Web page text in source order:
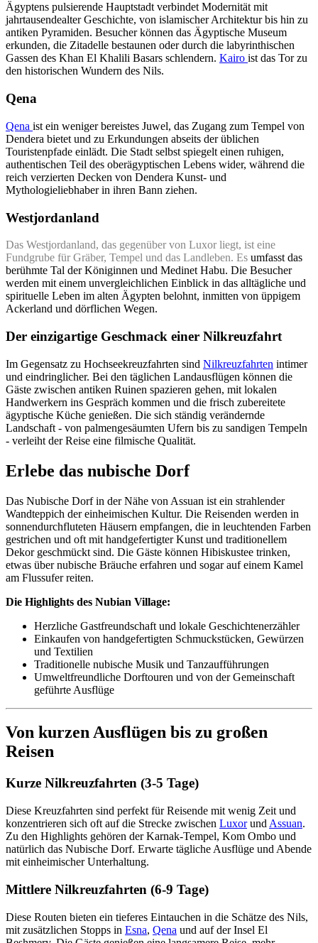
Ägyptens pulsierende Hauptstadt verbindet Modernität mit
jahrtausendealter Geschichte, von islamischer Architektur bis hin zu
antiken Pyramiden. Besucher können das Ägyptische Museum
erkunden, die Zitadelle bestaunen oder durch die labyrinthischen
Gassen des Khan El Khalili Basars schlendern. Kairo ist das Tor zu
den historischen Wundern des Nils.
Qena
Qena ist ein weniger bereistes Juwel, das Zugang zum Tempel von
Dendera bietet und zu Erkundungen abseits der üblichen
Touristenpfade einlädt. Die Stadt selbst spiegelt einen ruhigen,
authentischen Teil des oberägyptischen Lebens wider, während die
reich verzierten Decken von Dendera Kunst- und
Mythologieliebhaber in ihren Bann ziehen.
Westjordanland
Das Westjordanland, das gegenüber von Luxor liegt, ist eine
Fundgrube für Gräber, Tempel und das Landleben. Es umfasst das
berühmte Tal der Königinnen und Medinet Habu. Die Besucher
werden mit einem unvergleichlichen Einblick in das alltägliche und
spirituelle Leben im alten Ägypten belohnt, inmitten von üppigem
Ackerland und dörflichen Wegen.
Der einzigartige Geschmack einer Nilkreuzfahrt
Im Gegensatz zu Hochseekreuzfahrten sind Nilkreuzfahrten intimer
und eindringlicher. Bei den täglichen Landausflügen können die
Gäste zwischen antiken Ruinen spazieren gehen, mit lokalen
Handwerkern ins Gespräch kommen und die frisch zubereitete
ägyptische Küche genießen. Die sich ständig verändernde
Landschaft - von palmengesäumten Ufern bis zu sandigen Tempeln
- verleiht der Reise eine filmische Qualität.
Erlebe das nubische Dorf
Das Nubische Dorf in der Nähe von Assuan ist ein strahlender
Wandteppich der einheimischen Kultur. Die Reisenden werden in
sonnendurchfluteten Häusern empfangen, die in leuchtenden Farben
gestrichen und oft mit handgefertigter Kunst und traditionellem
Dekor geschmückt sind. Die Gäste können Hibiskustee trinken,
etwas über nubische Bräuche erfahren und sogar auf einem Kamel
am Flussufer reiten.
Die Highlights des Nubian Village:
Herzliche Gastfreundschaft und lokale Geschichtenerzähler
Einkaufen von handgefertigten Schmuckstücken, Gewürzen
und Textilien
Traditionelle nubische Musik und Tanzaufführungen
Umweltfreundliche Dorftouren und von der Gemeinschaft
geführte Ausflüge
Von kurzen Ausflügen bis zu großen
Reisen
Kurze Nilkreuzfahrten (3-5 Tage)
Diese Kreuzfahrten sind perfekt für Reisende mit wenig Zeit und
konzentrieren sich oft auf die Strecke zwischen Luxorund Assuan.
Zu den Highlights gehören der Karnak-Tempel, Kom Ombo und
natürlich das Nubische Dorf. Erwarte tägliche Ausflüge und Abende
mit einheimischer Unterhaltung.
Mittlere Nilkreuzfahrten (6-9 Tage)
Diese Routen bieten ein tieferes Eintauchen in die Schätze des Nils,
mit zusätzlichen Stopps in Esna, Qena und auf der Insel El